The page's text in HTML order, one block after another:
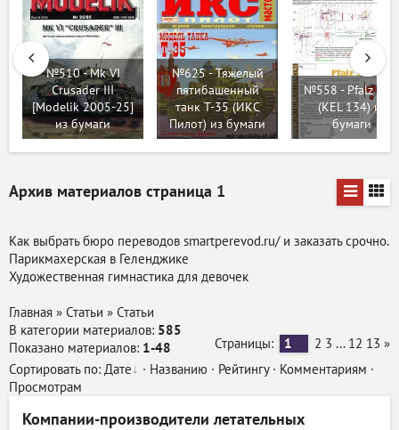
№510 - Mk VI
Crusader III
[Modelik 2005-25]
из бумаги
№625 - Тяжелый
пятибашенный
танк Т-35 (ИКС
Пилот) из бумаги
№558 - Pfalz D-III
(KEL 134) из
бумаги
Архив материалов страница 1
Как выбрать бюро переводов smartperevod.ru/ и заказать срочно.
Парикмахерская в Геленджике
Художественная гимнастика для девочек
Главная » Статьи » Статьи
В категории материалов: 585
Показано материалов: 1-48 Страницы: 1 2 3 ... 12 13 »
Сортировать по: Дате · Названию · Рейтингу· Комментариям ·
Просмотрам
Компании-производители летательных